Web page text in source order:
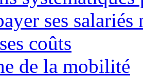
ses salariés
coûts
de la mobilité